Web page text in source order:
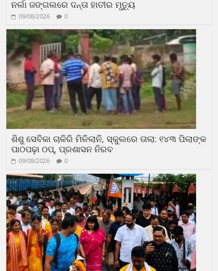
ନର୍ଲା ଜଙ୍ଗଲରେ ଦନ୍ତା ହାତୀର ମୃତ୍ୟୁ
09/08/2026 0
ଶିଶୁ ସେବିକା ଚାକିରି ମିଳିଲାନି, ସ୍କୁଲରେ ତାଲା: ୧୪୩ ପିଲାଙ୍କ
ପାଠପଢ଼ା ଠପ୍, ପ୍ରଶାସନ ନିରବ
09/08/2026 0